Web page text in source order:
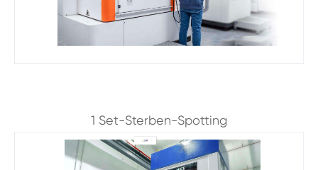
1 Set-Sterben-Spotting